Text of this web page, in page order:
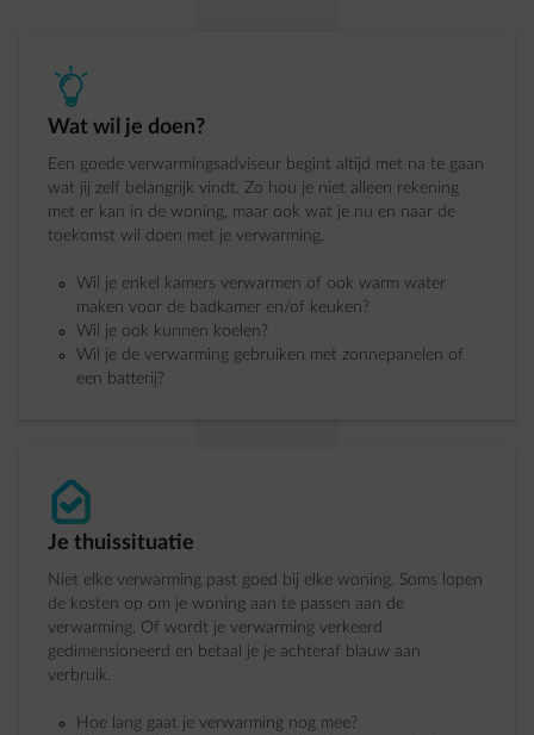
element-lit-lightbulb
Stap 1 van 4:
Wat wil je doen?
Een goede verwarmingsadviseur begint altijd met na te gaan
wat jij zelf belangrijk vindt. Zo hou je niet alleen rekening
met er kan in de woning, maar ook wat je nu en naar de
toekomst wil doen met je verwarming.
Wil je enkel kamers verwarmen of ook warm water
maken voor de badkamer en/of keuken?
Wil je ook kunnen koelen?
Wil je de verwarming gebruiken met zonnepanelen of
een batterij?
impulse-house-check
Stap 1 van 4:
Je thuissituatie
Niet elke verwarming past goed bij elke woning. Soms lopen
de kosten op om je woning aan te passen aan de
verwarming. Of wordt je verwarming verkeerd
gedimensioneerd en betaal je je achteraf blauw aan
verbruik.
Hoe lang gaat je verwarming nog mee?